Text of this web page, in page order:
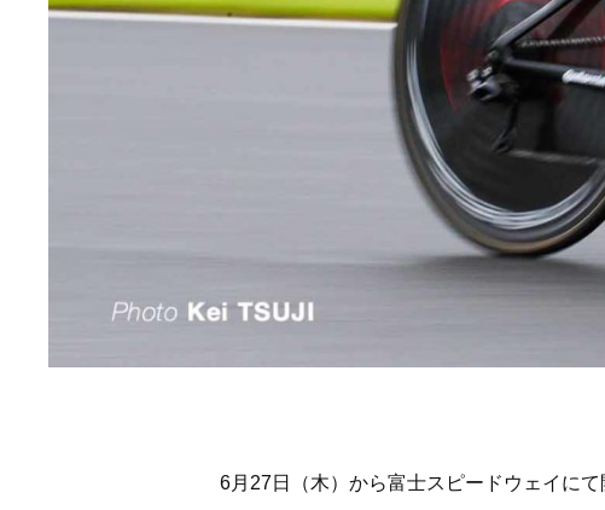
6月27日（木）から富士スピードウェイにて